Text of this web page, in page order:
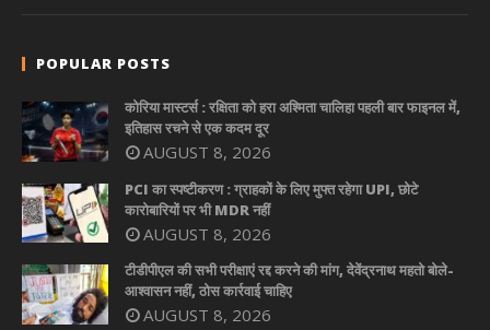
POPULAR POSTS
कोरिया मास्टर्स : रक्षिता को हरा अश्मिता चालिहा पहली बार फाइनल में,
इतिहास रचने से एक कदम दूर
AUGUST 8, 2026
PCI का स्पष्टीकरण : ग्राहकों के लिए मुफ्त रहेगा UPI, छोटे
कारोबारियों पर भी MDR नहीं
AUGUST 8, 2026
टीडीपीएल की सभी परीक्षाएं रद्द करने की मांग, देवेंद्रनाथ महतो बोले-
आश्वासन नहीं, ठोस कार्रवाई चाहिए
AUGUST 8, 2026